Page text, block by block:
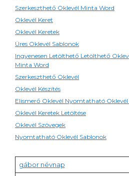
Szerkeszthető Oklevél Minta Word
Oklevél Keret
Oklevél Keretek
Üres Oklevél Sablonok
Ingyenesen Letölthető Letölthető
Minta Word
Szerkeszthető Oklevél
Oklevél Készítés
Elismerő Oklevél Nyomtatható
Oklevél Keretek Letöltése
Oklevél Szövegek
Nyomtatható Oklevél Sablonok
gábor névnap